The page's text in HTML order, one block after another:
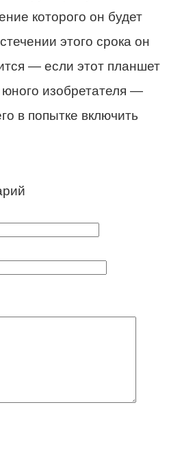
которого он будет
этого срока он
— если этот планшет
юного изобретателя —
в попытке включить